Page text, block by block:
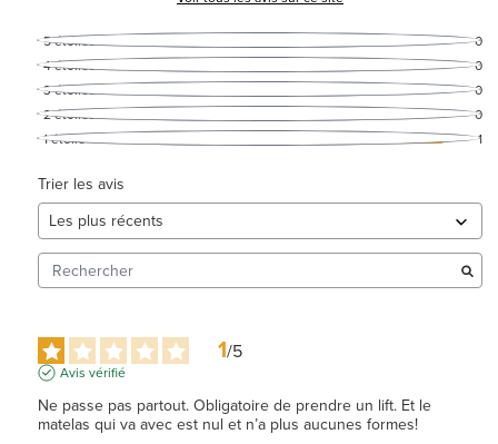
5étoiles
0
4étoiles
0
3étoiles
0
2étoiles
0
1étoile 1
Trier les avis
1/5
Avis vérifié
Ne passe pas partout. Obligatoire de prendre un lift. Et le
matelas qui va avec est nul et n’a plus aucunes formes!